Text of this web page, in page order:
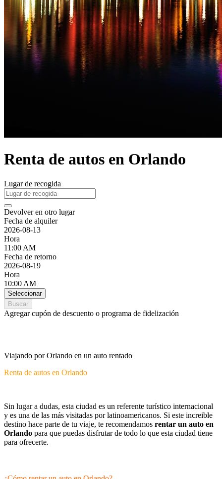
Renta de autos en Orlando
Lugar de recogida
Devolver en otro lugar
Fecha de alquiler
2026-08-13
Hora
11:00 AM
Fecha de retorno
2026-08-19
Hora
10:00 AM
Seleccionar
Buscar
Agregar cupón de descuento o programa de fidelización
Viajando por Orlando en un auto rentado
Renta de autos en Orlando
Sin lugar a dudas, esta ciudad es un referente turístico internacional
y es una de las más visitadas por latinoamericanos. Si este increible
destino hace parte de tu viaje, te recomendamos rentar un auto en
Orlando para que puedas disfrutar de todo lo que esta ciudad tiene
para ofrecerte.